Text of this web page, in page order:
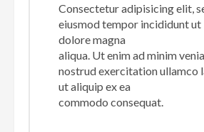
Consectetur adipisicing elit,
eiusmod tempor incididunt
dolore magna
aliqua. Ut enim ad minim
nostrud exercitation ullamco
ut aliquip ex ea
commodo consequat.